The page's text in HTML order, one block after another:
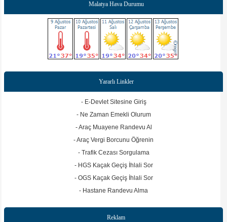
Malatya Hava Durumu
Yararlı Linkler
- E-Devlet Sitesine Giriş
- Ne Zaman Emekli Olurum
- Araç Muayene Randevu Al
- Araç Vergi Borcunu Öğrenin
- Trafik Cezası Sorgulama
- HGS Kaçak Geçiş İhlali Sor
- OGS Kaçak Geçiş İhlali Sor
- Hastane Randevu Alma
Reklam